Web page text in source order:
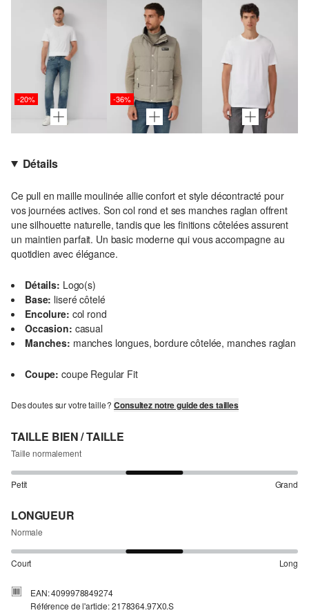
-20% -36%
Détails
Ce pull en maille moulinée allie confort et style décontracté pour
vos journées actives. Son col rond et ses manches raglan offrent
une silhouette naturelle, tandis que les finitions côtelées assurent
un maintien parfait. Un basic moderne qui vous accompagne au
quotidien avec élégance.
Détails: Logo(s)
Base: liseré côtelé
Encolure: col rond
Occasion: casual
Manches: manches longues, bordure côtelée, manches raglan
Coupe: coupe Regular Fit
Des doutes sur votre taille ?Consultez notre guide des tailles
TAILLE BIEN / TAILLE
Taille normalement
Petit Grand
LONGUEUR
Normale
Court Long
EAN: 4099978849274
Référence de l'article: 2178364.97X0.S